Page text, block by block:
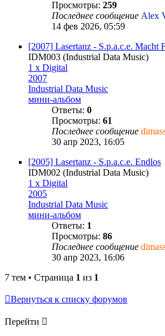
Просмотры: 259
Последнее сообщение Alex
14 фев 2026, 05:59
[2007] Lasertanz - S.p.a.c.e. Macht
IDM003 (Industrial Data Music)
1 x Digital
2007
Industrial Data Music
мини-альбом
Ответы: 0
Просмотры: 61
Последнее сообщение
30 апр 2023, 16:05
[2005] Lasertanz - S.p.a.c.e. Endlos
IDM002 (Industrial Data Music)
1 x Digital
2005
Industrial Data Music
мини-альбом
Ответы: 1
Просмотры: 86
Последнее сообщение
30 апр 2023, 16:06
7 тем • Страница 1 из 1
Вернуться к списку форумов
Перейти